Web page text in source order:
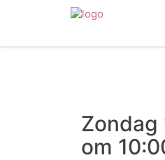
Zondag
om